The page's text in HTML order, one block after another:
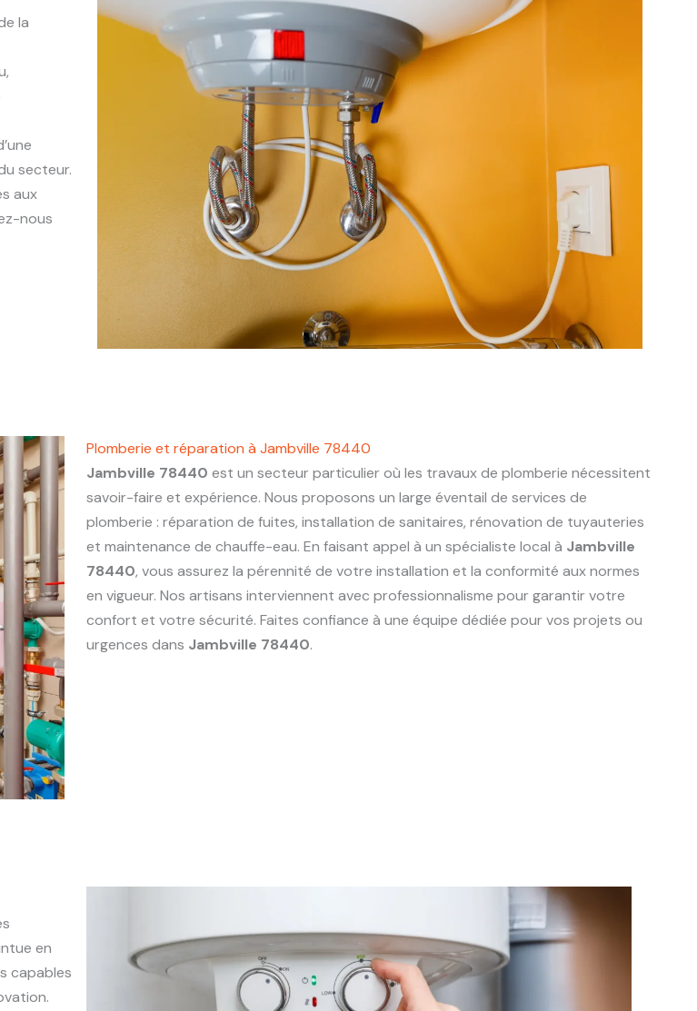
la
secteur.
aux
nous
Plomberie et réparation à Jambville 78440
Jambville 78440 est un secteur particulier où les travaux de plomberie nécessitent
savoir-faire et expérience. Nous proposons un large éventail de services de
plomberie : réparation de fuites, installation de sanitaires, rénovation de tuyauteries
et maintenance de chauffe-eau. En faisant appel à un spécialiste local à Jambville
78440, vous assurez la pérennité de votre installation et la conformité aux normes
en vigueur. Nos artisans interviennent avec professionnalisme pour garantir votre
confort et votre sécurité. Faites confiance à une équipe dédiée pour vos projets ou
urgences dans Jambville 78440.
en
capables